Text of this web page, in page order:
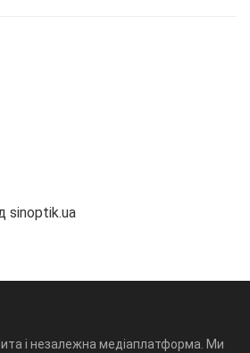
sinoptik.ua
і незалежна медіаплатформа. Ми